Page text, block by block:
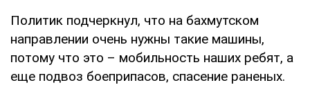
Политик подчеркнул, что на бахмутском
направлении очень нужны такие машины,
потому что это – мобильность наших ребят, а
еще подвоз боеприпасов, спасение раненых.